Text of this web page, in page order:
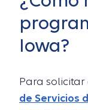
Iowa?
Para solicitar
de Servicios